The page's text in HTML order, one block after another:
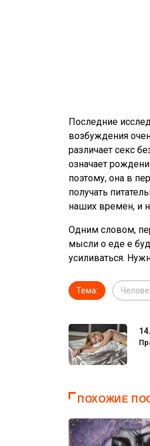
Последние
возбуждения
различает секс
означает
поэтому, она в
получать
наших времен, и
Одним словом,
мысли о еде е
усиливаться.
Тема:
ПОХОЖИЕ